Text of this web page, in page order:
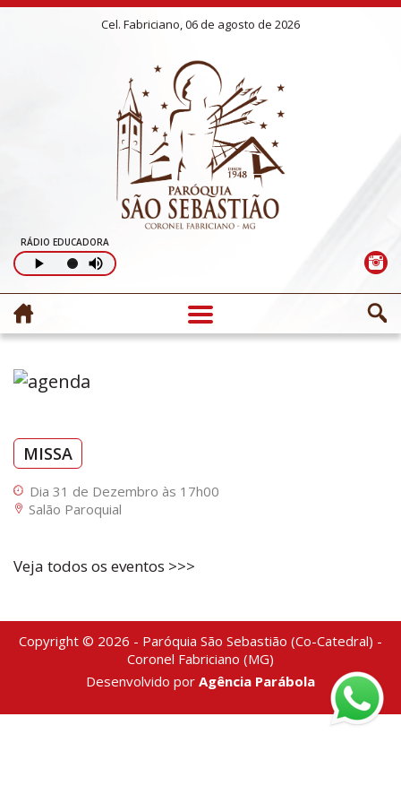
Cel. Fabriciano, 06 de agosto de 2026
RÁDIO EDUCADORA
MISSA
Dia 31 de Dezembro às 17h00
Salão Paroquial
Veja todos os eventos >>>
Copyright © 2026 - Paróquia São Sebastião (Co-Catedral) -
Coronel Fabriciano (MG)
Desenvolvido por Agência Parábola